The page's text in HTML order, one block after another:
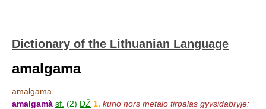
Dictionary of the Lithuanian Language
amalgama
amalgama
amalgamà sf. (2) DŽ 1. kurio nors metalo tirpalas gyvsidabryje: